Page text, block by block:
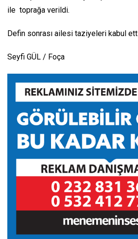
ile toprağa verildi.
Defin sonrası ailesi taziyeleri kabul
Seyfi GÜL / Foça